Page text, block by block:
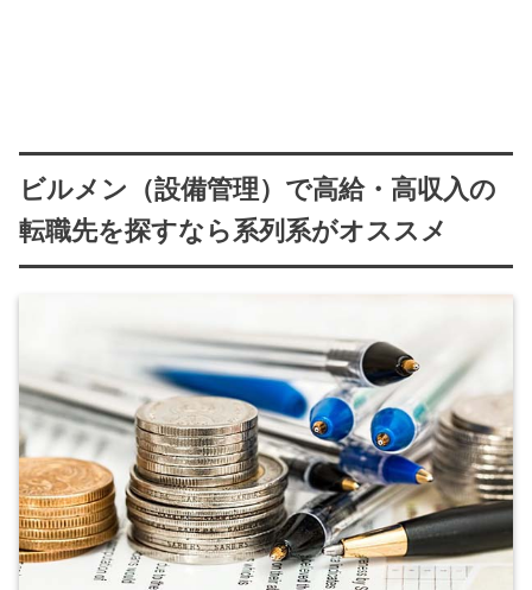
ビルメン（設備管理）で高給・高収入の
転職先を探すなら系列系がオススメ